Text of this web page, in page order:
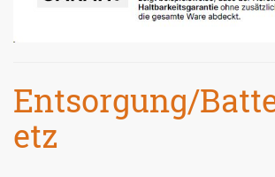
Entsorgung/
etz